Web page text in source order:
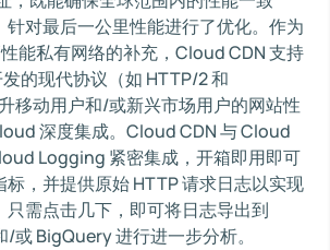
针对最后一公里性能进行了优化。作为
能私有网络的补充，Cloud CDN 支持
的现代协议（如 HTTP/2 和
移动用户和/或新兴市场用户的网站性
深度集成。Cloud CDN 与 Cloud
Logging 紧密集成，开箱即用即可
，并提供原始 HTTP 请求日志以实现
只需点击几下，即可将日志导出到
BigQuery 进行进一步分析。